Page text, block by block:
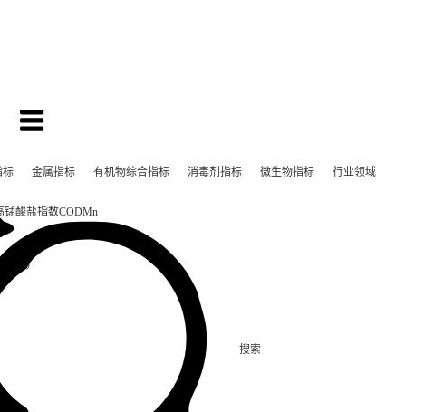
泊等)
标 金属指标 有机物综合指标 消毒剂指标 微生物指标 行业领域
锰酸盐指数CODMn
搜索